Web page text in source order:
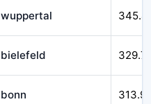
wuppertal
bielefeld
bonn